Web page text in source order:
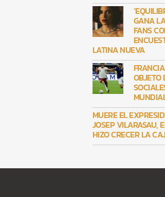
GANA
FANS
LATINA NUEVA
OBJETO
MUERE EL
JOSEP VILARASAU,
HIZO CRECER LA